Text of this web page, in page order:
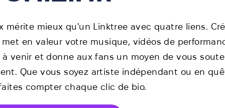
mérite mieux qu'un Linktree avec quatre liens.
en valeur votre musique, vidéos de
venir et donne aux fans un moyen de vous
Que vous soyez artiste indépendant ou en
compter chaque clic de bio.